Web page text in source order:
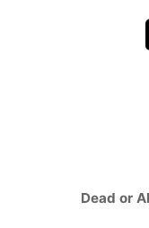
Dead or